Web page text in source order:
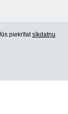
piekrītatsīkdatņu